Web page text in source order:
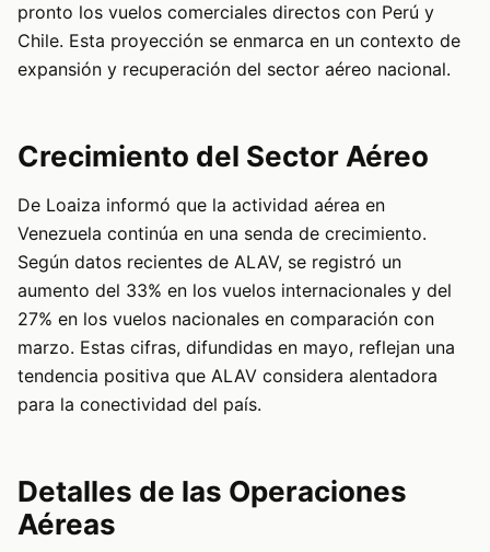
pronto los vuelos comerciales directos con Perú y
Chile. Esta proyección se enmarca en un contexto de
expansión y recuperación del sector aéreo nacional.
Crecimiento del Sector Aéreo
De Loaiza informó que la actividad aérea en
Venezuela continúa en una senda de crecimiento.
Según datos recientes de ALAV, se registró un
aumento del 33% en los vuelos internacionales y del
27% en los vuelos nacionales en comparación con
marzo. Estas cifras, difundidas en mayo, reflejan una
tendencia positiva que ALAV considera alentadora
para la conectividad del país.
Detalles de las Operaciones
Aéreas